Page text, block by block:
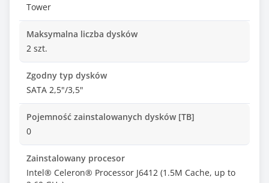
Tower
Maksymalna liczba dysków
2 szt.
Zgodny typ dysków
SATA 2,5"/3,5"
Pojemność zainstalowanych dysków [TB]
0
Zainstalowany procesor
Intel® Celeron® Processor J6412 (1.5M Cache, up to